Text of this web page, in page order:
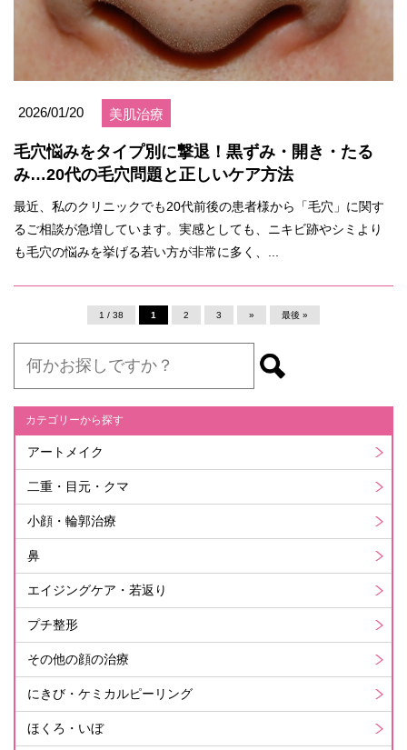
2026/01/20 美肌治療
毛穴悩みをタイプ別に撃退！黒ずみ・開き・たる
み…20代の毛穴問題と正しいケア方法
最近、私のクリニックでも20代前後の患者様から「毛穴」に関す
るご相談が急増しています。実感としても、ニキビ跡やシミより
も毛穴の悩みを挙げる若い方が非常に多く、...
1 / 38 1 2 3 » 最後 »
カテゴリーから探す
アートメイク
二重・目元・クマ
小顔・輪郭治療
鼻
エイジングケア・若返り
プチ整形
その他の顔の治療
にきび・ケミカルピーリング
ほくろ・いぼ